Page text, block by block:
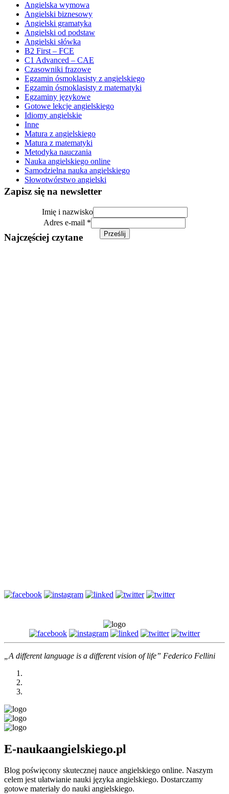
Angielska wymowa
Angielski biznesowy
Angielski gramatyka
Angielski od podstaw
Angielski słówka
B2 First – FCE
C1 Advanced – CAE
Czasowniki frazowe
Egzamin ósmoklasisty z angielskiego
Egzamin ósmoklasisty z matematyki
Egzaminy językowe
Gotowe lekcje angielskiego
Idiomy angielskie
Inne
Matura z angielskiego
Matura z matematyki
Metodyka nauczania
Nauka angielskiego online
Samodzielna nauka angielskiego
Słowotwórstwo angielski
Zapisz się na newsletter
Imię i nazwisko
Imię
e-
Adres e-mail *
Prześlij
Najczęściej czytane
„A different language is a different vision of life” Federico Fellini
E-naukaangielskiego.pl
Blog poświęcony skutecznej nauce angielskiego online. Naszym
celem jest ułatwianie nauki języka angielskiego. Dostarczamy
gotowe materiały do nauki angielskiego.